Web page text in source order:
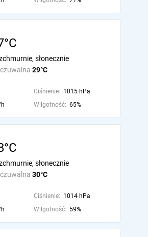
29°C
słonecznie
Ciśnienie: 1015 hPa
Wilgotność: 65%
30°C
słonecznie
Ciśnienie: 1014 hPa
Wilgotność: 59%